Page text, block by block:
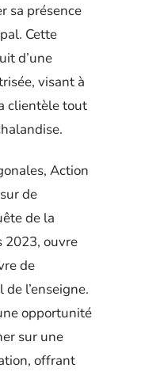
sa présence
Cette
d’une
visant à
clientèle tout
Action
de
de la
2023, ouvre
de
l’enseigne.
opportunité
sur une
offrant